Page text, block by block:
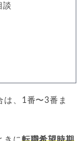
談
は、1番〜3番ま